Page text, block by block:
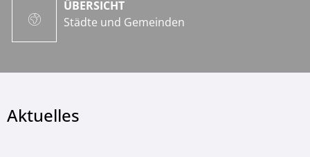
ÜBERSICHT
Städte und Gemeinden
Aktuelles